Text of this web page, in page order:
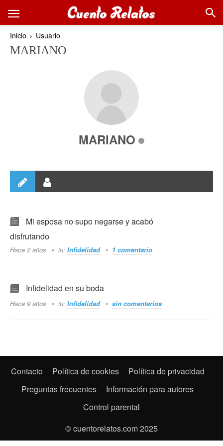
Inicio Usuario
MARIANO
MARIANO
Mi esposa no supo negarse y acabó
disfrutando
Hace 2 años in: Infidelidad 1 comentario
Infidelidad en su boda
Hace 9 años in: Infidelidad sin comentarios
Contacto Política de cookies
Política de privacidad
Preguntas frecuentes
Información para autores
Control parental
© cuentorelatos.com 2025